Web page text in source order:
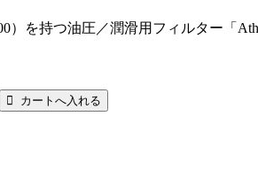
）を持つ油圧／潤滑用フィルター「